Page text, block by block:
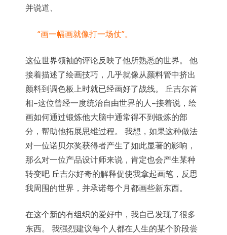
并说道、
“画一幅画就像打一场仗”。
这位世界领袖的评论反映了他所熟悉的世界。 他
接着描述了绘画技巧，几乎就像从颜料管中挤出
颜料到调色板上时就已经画好了战线。 丘吉尔首
相–这位曾经一度统治自由世界的人–接着说，绘
画如何通过锻炼他大脑中通常得不到锻炼的部
分，帮助他拓展思维过程。 我想，如果这种做法
对一位诺贝尔奖获得者产生了如此显著的影响，
那么对一位产品设计师来说，肯定也会产生某种
转变吧 丘吉尔好奇的解释促使我拿起画笔，反思
我周围的世界，并承诺每个月都画些新东西。
在这个新的有组织的爱好中，我自己发现了很多
东西。 我强烈建议每个人都在人生的某个阶段尝